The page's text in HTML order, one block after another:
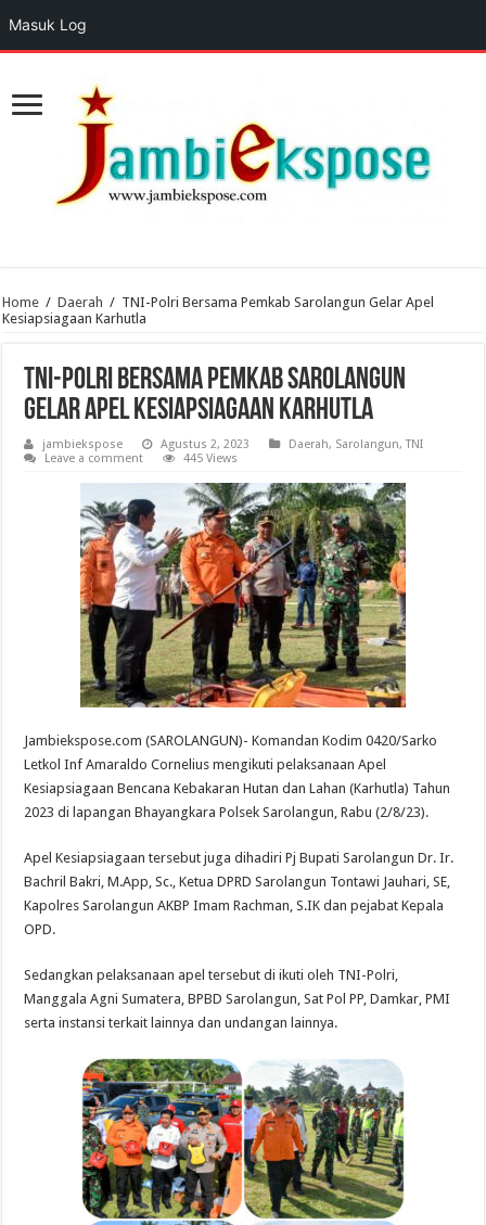
Home / Daerah / TNI-Polri Bersama Pemkab Sarolangun Gelar Apel
Kesiapsiagaan Karhutla
TNI-Polri Bersama Pemkab Sarolangun
Gelar Apel Kesiapsiagaan Karhutla
jambiekspose Agustus 2, 2023 Daerah, Sarolangun,TNI
Leave a comment
445 Views
Jambiekspose.com (SAROLANGUN)- Komandan Kodim 0420/Sarko
Letkol Inf Amaraldo Cornelius mengikuti pelaksanaan Apel
Kesiapsiagaan Bencana Kebakaran Hutan dan Lahan (Karhutla) Tahun
2023 di lapangan Bhayangkara Polsek Sarolangun, Rabu (2/8/23).
Apel Kesiapsiagaan tersebut juga dihadiri Pj Bupati Sarolangun Dr. Ir.
Bachril Bakri, M.App, Sc., Ketua DPRD Sarolangun Tontawi Jauhari, SE,
Kapolres Sarolangun AKBP Imam Rachman, S.IK dan pejabat Kepala
OPD.
Sedangkan pelaksanaan apel tersebut di ikuti oleh TNI-Polri,
Manggala Agni Sumatera, BPBD Sarolangun, Sat Pol PP, Damkar, PMI
serta instansi terkait lainnya dan undangan lainnya.
Masuk Log